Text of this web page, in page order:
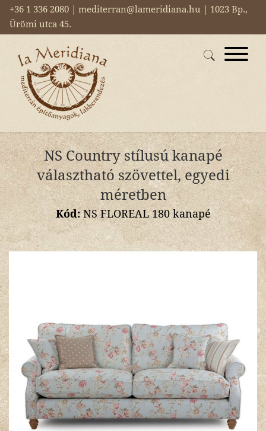
+36 1 336 2080 | mediterran@lameridiana.hu | 1023 Bp.,
Ürömi utca 45.
NS Country stílusú kanapé
választható szövettel, egyedi
méretben
Kód:NS FLOREAL 180 kanapé